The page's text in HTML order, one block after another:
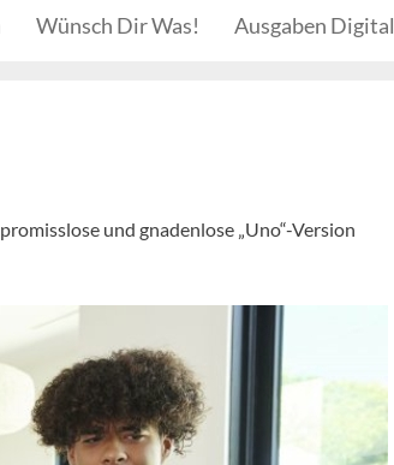
Wünsch Dir Was! Ausgaben Digital
und gnadenlose „Uno“-Version